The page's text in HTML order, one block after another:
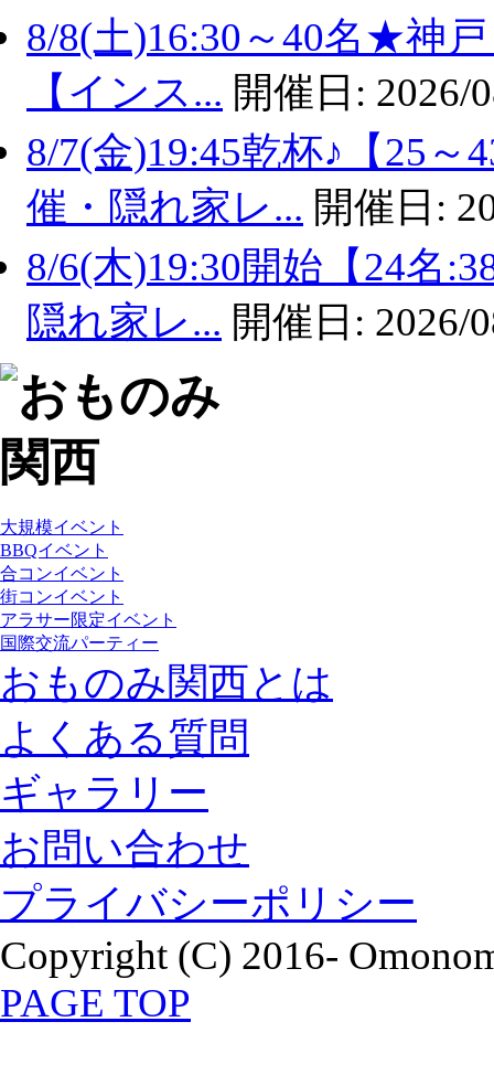
8/8(土)16:30～40名★神
【インス... 開催日: 2026/
8/7(金)19:45乾杯♪【25
催・隠れ家レ... 開催日:
8/6(木)19:30開始【24名
隠れ家レ... 開催日: 2026/
大規模イベント
BBQイベント
合コンイベント
街コンイベント
アラサー限定イベント
国際交流パーティー
おものみ関西とは
よくある質問
ギャラリー
お問い合わせ
プライバシーポリシー
Copyright (C) 2016-
PAGE TOP